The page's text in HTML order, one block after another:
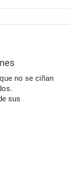
no se ciñan
sus